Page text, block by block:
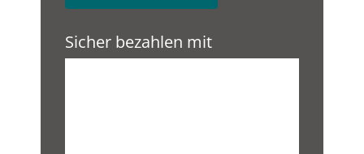
Sicher bezahlen mit